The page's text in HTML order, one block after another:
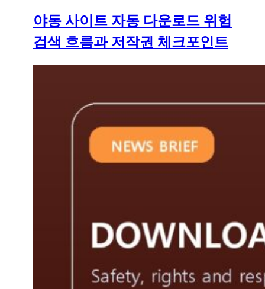
야동 사이트 자동 다운로드 위험
검색 흐름과 저작권 체크포인트